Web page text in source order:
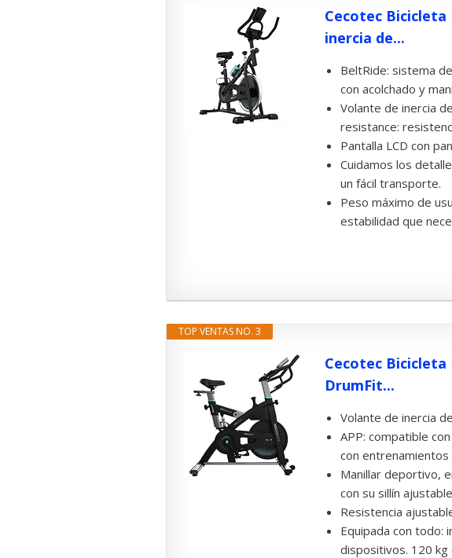
Cecotec
inercia de...
BeltRide: sistema
con acolchado y
Volante de inercia
resistance:
Pantalla LCD con
Cuidamos los
un fácil transporte.
Peso máximo de
estabilidad que
TOP VENTAS NO. 3
Cecotec Bicicleta
DrumFit...
Volante de inercia
APP: compatible
con entrenamientos
Manillar deportivo,
con su sillín
Resistencia
Equipada con
dispositivos. 120 kg